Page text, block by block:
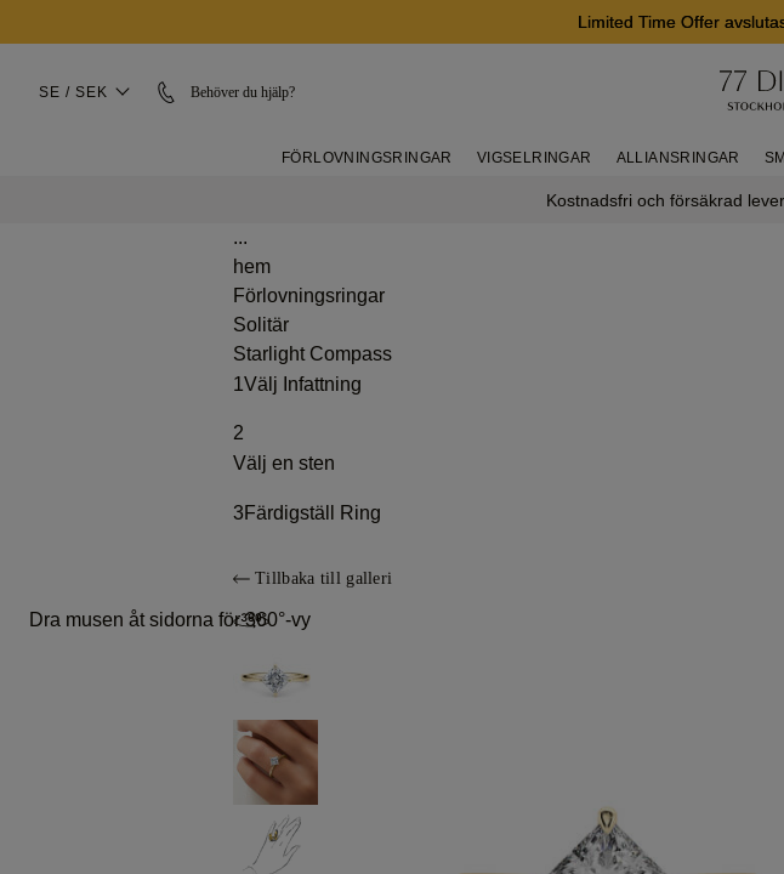
Limited Time Offer
SE / SEK Behöver du hjälp?
FÖRLOVNINGSRINGAR VIGSELRINGAR ALLIANSRINGAR
Kostnadsfri och försäkrad
...
hem
Förlovningsringar
Solitär
Starlight Compass
1Välj Infattning
2
Välj en sten
3 Färdigställ Ring
Tillbaka till galleri
Dra musen åt sidorna för 360°-vy